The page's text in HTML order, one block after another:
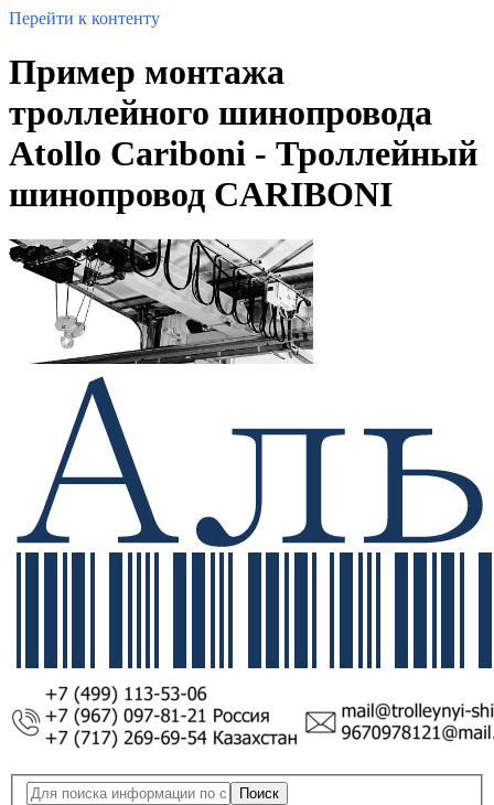
Перейти к контенту
Пример монтажа
троллейного шинопровода
Atollo Cariboni - Троллейный
шинопровод CARIBONI
Поиск